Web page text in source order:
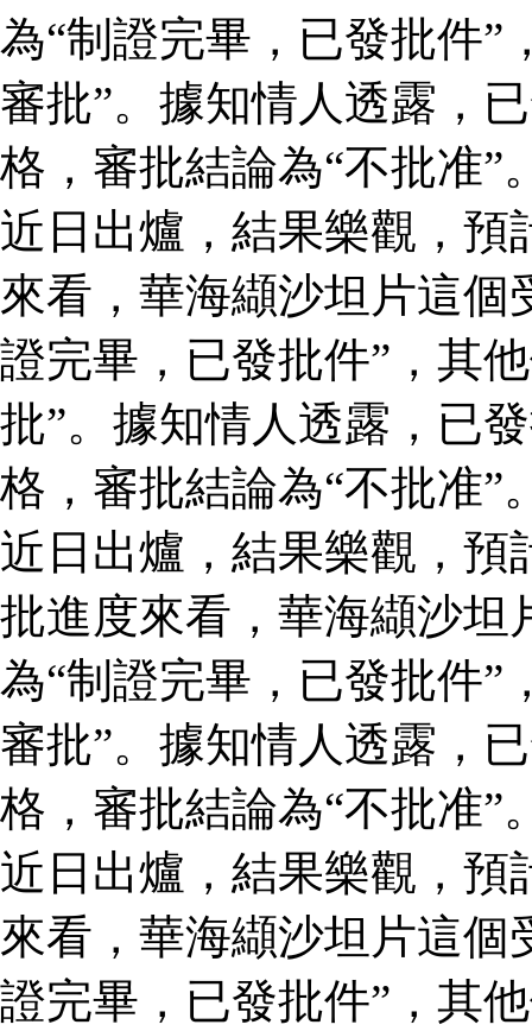
為“制證完畢，已發批件”
審批”。據知情人透露，
格，審批結論為“不批准”
近日出爐，結果樂觀，預
來看，華海纈沙坦片這個
證完畢，已發批件”，其
批”。據知情人透露，已
格，審批結論為“不批准”
近日出爐，結果樂觀，
批進度來看，華海纈沙坦
為“制證完畢，已發批件”
審批”。據知情人透露，
格，審批結論為“不批准”
近日出爐，結果樂觀，預
來看，華海纈沙坦片這個
證完畢，已發批件”，其